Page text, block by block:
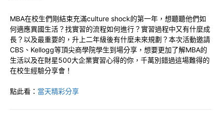
MBA在校生們剛結束充滿culture shock的第一年，想聽聽他們如
何適應異國生活？找實習的流程如何進行？實習過程中又有什麼成
長？以及最重要的，升上二年級後有什麼未來規劃？本次活動邀請
CBS、Kellogg等頂尖商學院學生到場分享，想要更加了解MBA的
生活以及在財星500大企業實習心得的你，千萬別錯過這場難得的
在校生經驗分享會！
點此看： 當天精彩分享